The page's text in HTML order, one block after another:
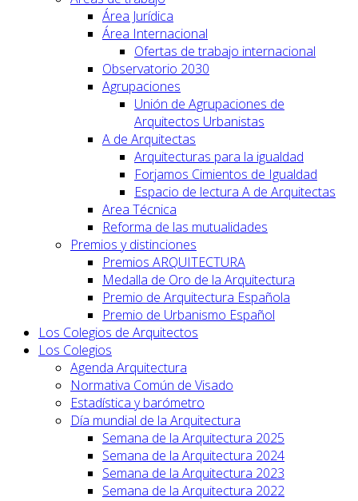
Área Jurídica
Área Internacional
Ofertas de trabajo internacional
Observatorio 2030
Agrupaciones
Unión de Agrupaciones de
Arquitectos Urbanistas
A de Arquitectas
Arquitecturas para la igualdad
Forjamos Cimientos de Igualdad
Espacio de lectura A de Arquitectas
Area Técnica
Reforma de las mutualidades
Premios y distinciones
Premios ARQUITECTURA
Medalla de Oro de la Arquitectura
Premio de Arquitectura Española
Premio de Urbanismo Español
Los Colegios de Arquitectos
Los Colegios
Agenda Arquitectura
Normativa Común de Visado
Estadística y barómetro
Día mundial de la Arquitectura
Semana de la Arquitectura 2025
Semana de la Arquitectura 2024
Semana de la Arquitectura 2023
Semana de la Arquitectura 2022